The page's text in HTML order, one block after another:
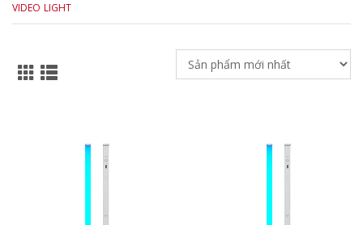
VIDEO LIGHT